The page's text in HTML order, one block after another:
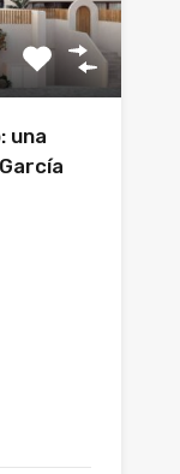
una